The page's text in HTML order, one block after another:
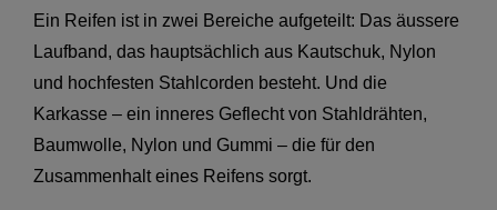
Ein Reifen ist in zwei Bereiche aufgeteilt: Das äussere
Laufband, das hauptsächlich aus Kautschuk, Nylon
und hochfesten Stahlcorden besteht. Und die
Karkasse – ein inneres Geflecht von Stahldrähten,
Baumwolle, Nylon und Gummi – die für den
Zusammenhalt eines Reifens sorgt.